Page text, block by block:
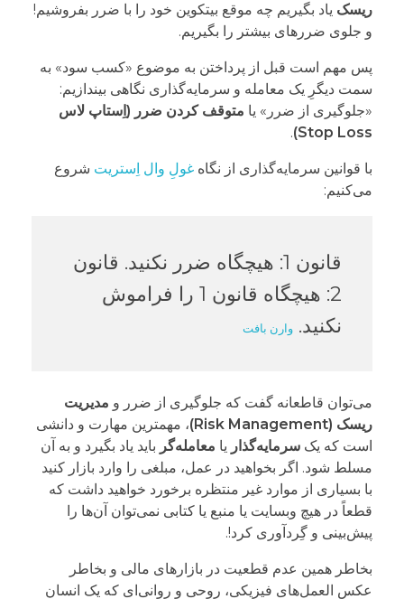
ریسک یاد بگیریم چه موقع بیتکوین خود را با ضرر بفروشیم!
و جلوی ضررهای بیشتر را بگیریم.
پس مهم است قبل از پرداختن به موضوع «کسب سود» به
سمت دیگرِ یک معامله و سرمایه‌گذاری نگاهی بیندازیم:
«جلوگیری از ضرر» یا متوقف کردن ضرر (اِستاپ لاس
Stop Loss)
.
با قوانین سرمایه‌گذاری از نگاه غولِ وال اِستریت شروع
می‌کنیم:
قانون 1: هیچگاه ضرر نکنید. قانون
2: هیچگاه قانون 1 را فراموش
نکنید. وارن بافت
می‌توان قاطعانه گفت که جلوگیری از ضرر و مدیریت
ریسک (Risk Management)
، مهمترین مهارت و دانشی
است که یک سرمایه‌گذار یا معامله‌گر باید یاد بگیرد و به آن
مسلط شود. اگر بخواهید در عمل، مبلغی را وارد بازار کنید
با بسیاری از موارد غیر منتظره برخورد خواهید داشت که
قطعاً در هیچ وبسایت یا منبع یا کتابی نمی‌توان آن‌ها را
پیش‌بینی و گِردآوری کرد!.
بخاطر همین عدم قطعیت در بازارهای مالی و بخاطر
عکس العمل‌های فیزیکی، روحی و روانی‌ای که یک انسان